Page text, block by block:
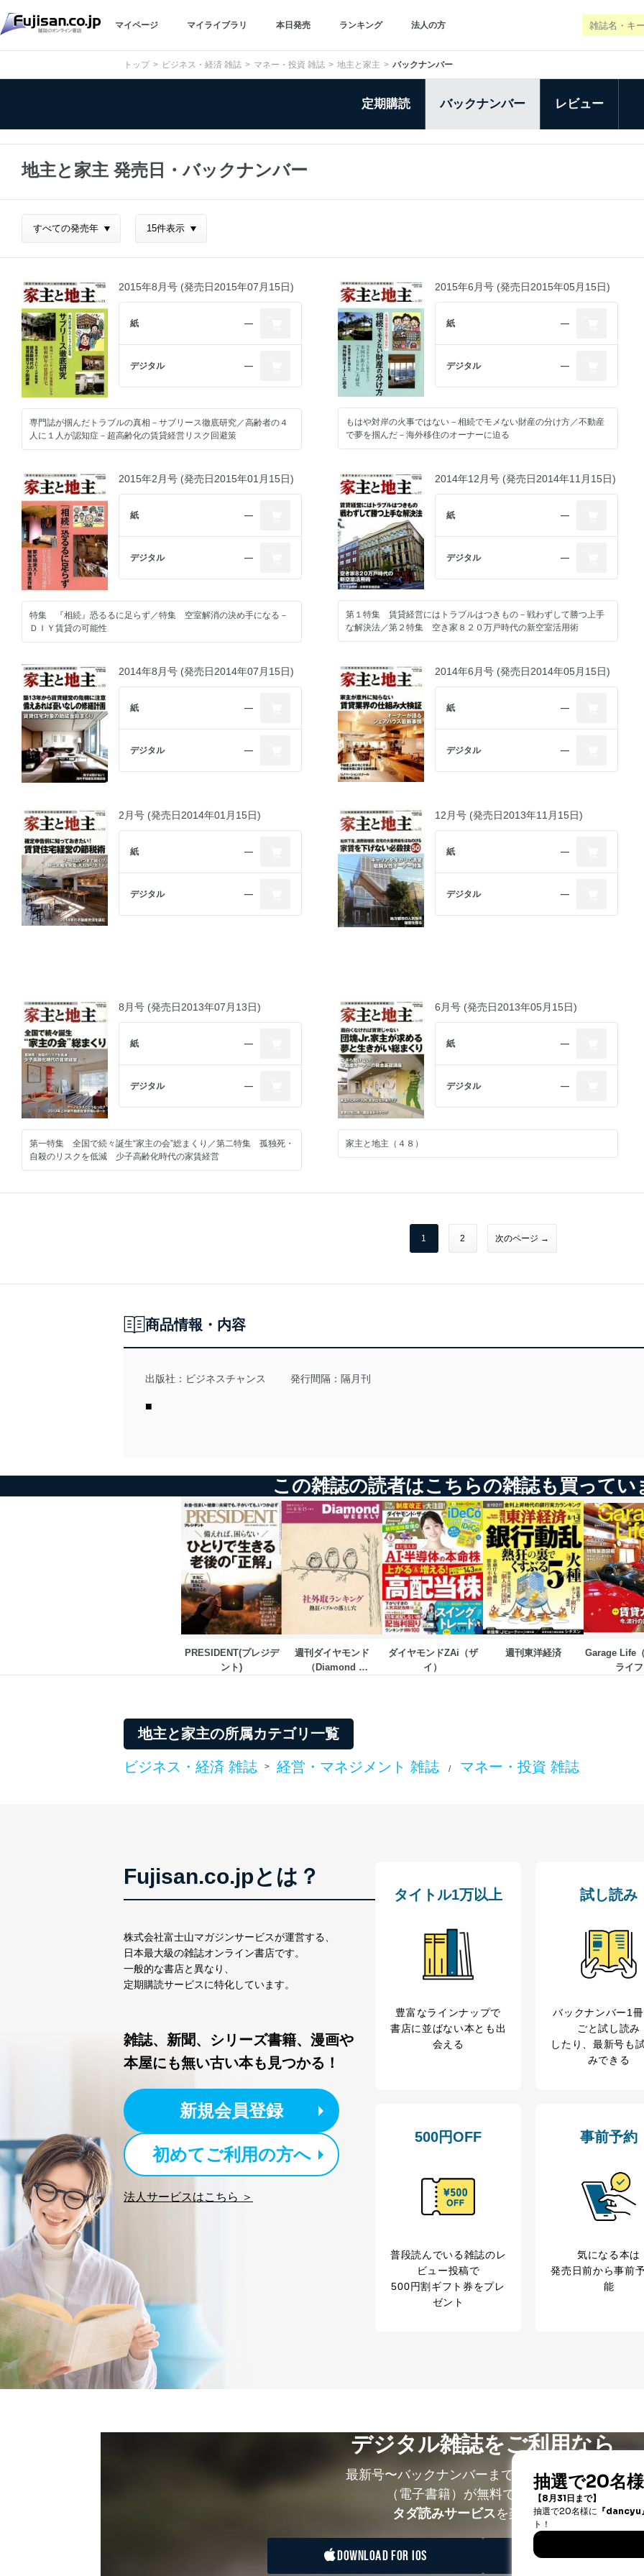
マイページ マイライブラリ 本日発売 ランキング 法人の方
トップ ビジネス・経済 雑誌 マネー・投資 雑誌 地主と家主 バックナンバー
定期購読 バックナンバー レビュー
地主と家主 発売日・バックナンバー
2015年8月号 (発売日2015年07月15日)
紙 ―
デジタル ―
専門誌が掴んだトラブルの真相－サブリース徹底研究／高齢者の４
人に１人が認知症－超高齢化の賃貸経営リスク回避策
2015年6月号 (発売日2015年05月15日)
紙 ―
デジタル ―
もはや対岸の火事ではない－相続でモメない財産の分け方／不動産
で夢を掴んだ－海外移住のオーナーに迫る
2015年2月号 (発売日2015年01月15日)
紙 ―
デジタル ―
特集 『相続』恐るるに足らず／特集 空室解消の決め手になる－
ＤＩＹ賃貸の可能性
2014年12月号 (発売日2014年11月15日)
紙 ―
デジタル ―
第１特集 賃貸経営にはトラブルはつきもの－戦わずして勝つ上手
な解決法／第２特集 空き家８２０万戸時代の新空室活用術
2014年8月号 (発売日2014年07月15日)
紙 ―
デジタル ―
2014年6月号 (発売日2014年05月15日)
紙 ―
デジタル ―
2月号 (発売日2014年01月15日)
紙 ―
デジタル ―
12月号 (発売日2013年11月15日)
紙 ―
デジタル ―
8月号 (発売日2013年07月13日)
紙 ―
デジタル ―
第一特集 全国で続々誕生“家主の会”総まくり／第二特集 孤独死・
自殺のリスクを低減 少子高齢化時代の家賃経営
6月号 (発売日2013年05月15日)
紙 ―
デジタル ―
家主と地主（４８）
1 2 次のページ →
商品情報・内容
出版社： ビジネスチャンス 発行間隔：隔月刊
■
この雑誌の読者はこちらの雑誌も買ってい
PRESIDENT(プレジデ
ント)
週刊ダイヤモンド
（Diamond
ダイヤモンドZAi（ザ
イ）
週刊東洋経済
Garage Life
ライ
地主と家主の所属カテゴリ一覧
ビジネス・経済 雑誌 > 経営・マネジメント 雑誌 / マネー・投資 雑誌
Fujisan.co.jpとは？
株式会社富士山マガジンサービスが運営する、
日本最大級の雑誌オンライン書店です。
一般的な書店と異なり、
定期購読サービスに特化しています。
雑誌、新聞、シリーズ書籍、漫画や
本屋にも無い古い本も見つかる！
新規会員登録
初めてご利用の方へ
法人サービスはこちら ＞
タイトル1万以上
豊富なラインナップで
書店に並ばない本とも出
会える
試し読み
バックナンバー1
ごと試し読み
したり、最新号も
みできる
500円OFF
普段読んでいる雑誌のレ
ビュー投稿で
500円割ギフト券をプレ
ゼント
事前予約
気になる本は
発売日前から事前
能
デジタル雑誌をご利用なら
最新号〜バックナンバーまで7000冊以上の雑誌
（電子書籍）が無料で読み放題！
タダ読みサービスを楽しもう！
DOWNLOAD FOR IOS DOWNLOAD FOR